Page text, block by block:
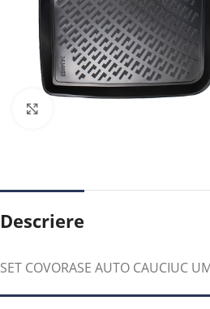
Descriere
SET COVORASE AUTO CAUCIUC